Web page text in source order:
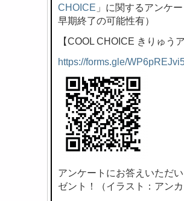
CHOICE 」に関するアンケ
早期終了の可能性有）
【COOL CHOICE きりゅう
https://forms.gle/
アンケートにお答えいただ
ゼント！（イラスト：アン